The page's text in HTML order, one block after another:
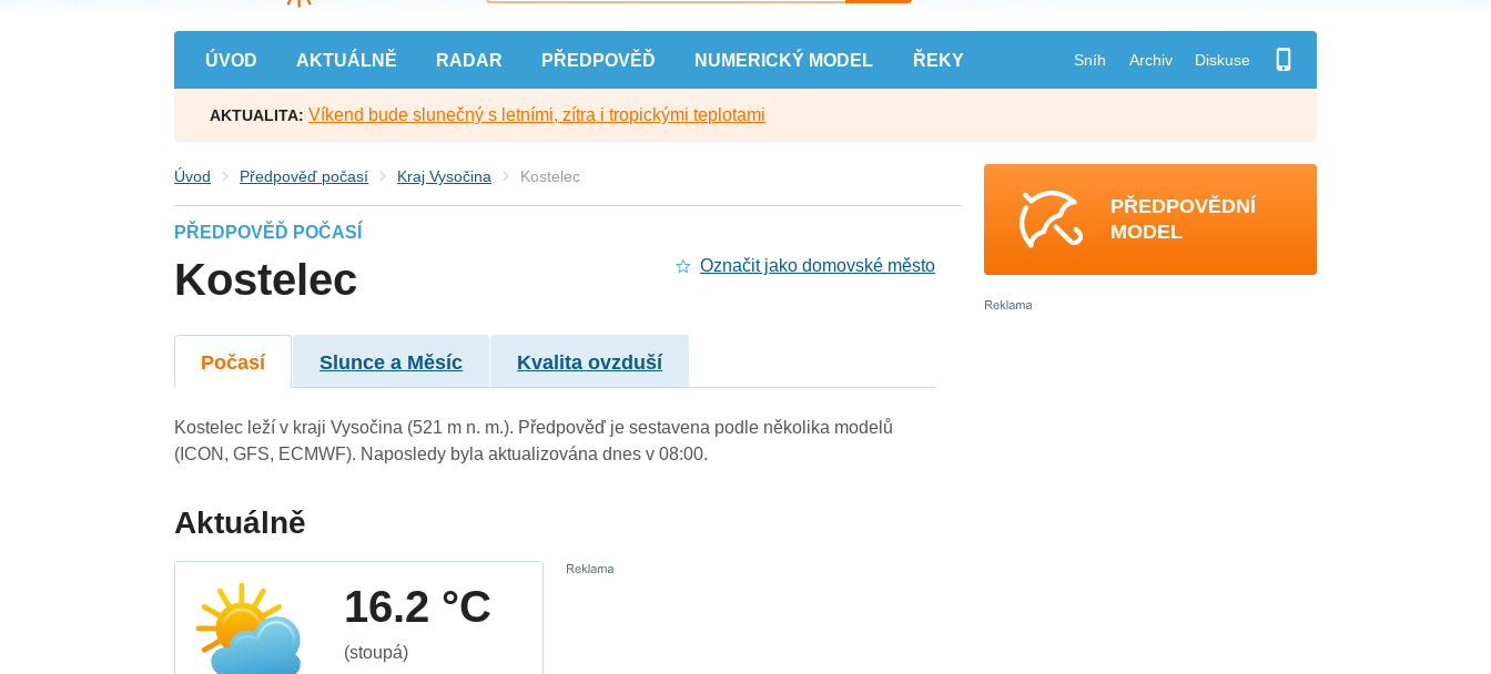
ÚVOD AKTUÁLNĚ RADAR PŘEDPOVĚĎ NUMERICKÝ MODEL ŘEKY Sníh Archiv Diskuse
AKTUALITA: Víkend bude slunečný s letními, zítra i tropickými teplotami
Úvod Předpověď počasí Kraj Vysočina Kostelec
PŘEDPOVĚĎ POČASÍ
Kostelec Označit jako domovské město
Počasí Slunce a Měsíc Kvalita ovzduší
Kostelec leží v kraji Vysočina (521 m n. m.). Předpověď je sestavena podle několika modelů
(ICON, GFS, ECMWF). Naposledy byla aktualizována dnes v 08:00.
Aktuálně
16.2 °C
(stoupá)
PŘEDPOVĚDNÍ
MODEL